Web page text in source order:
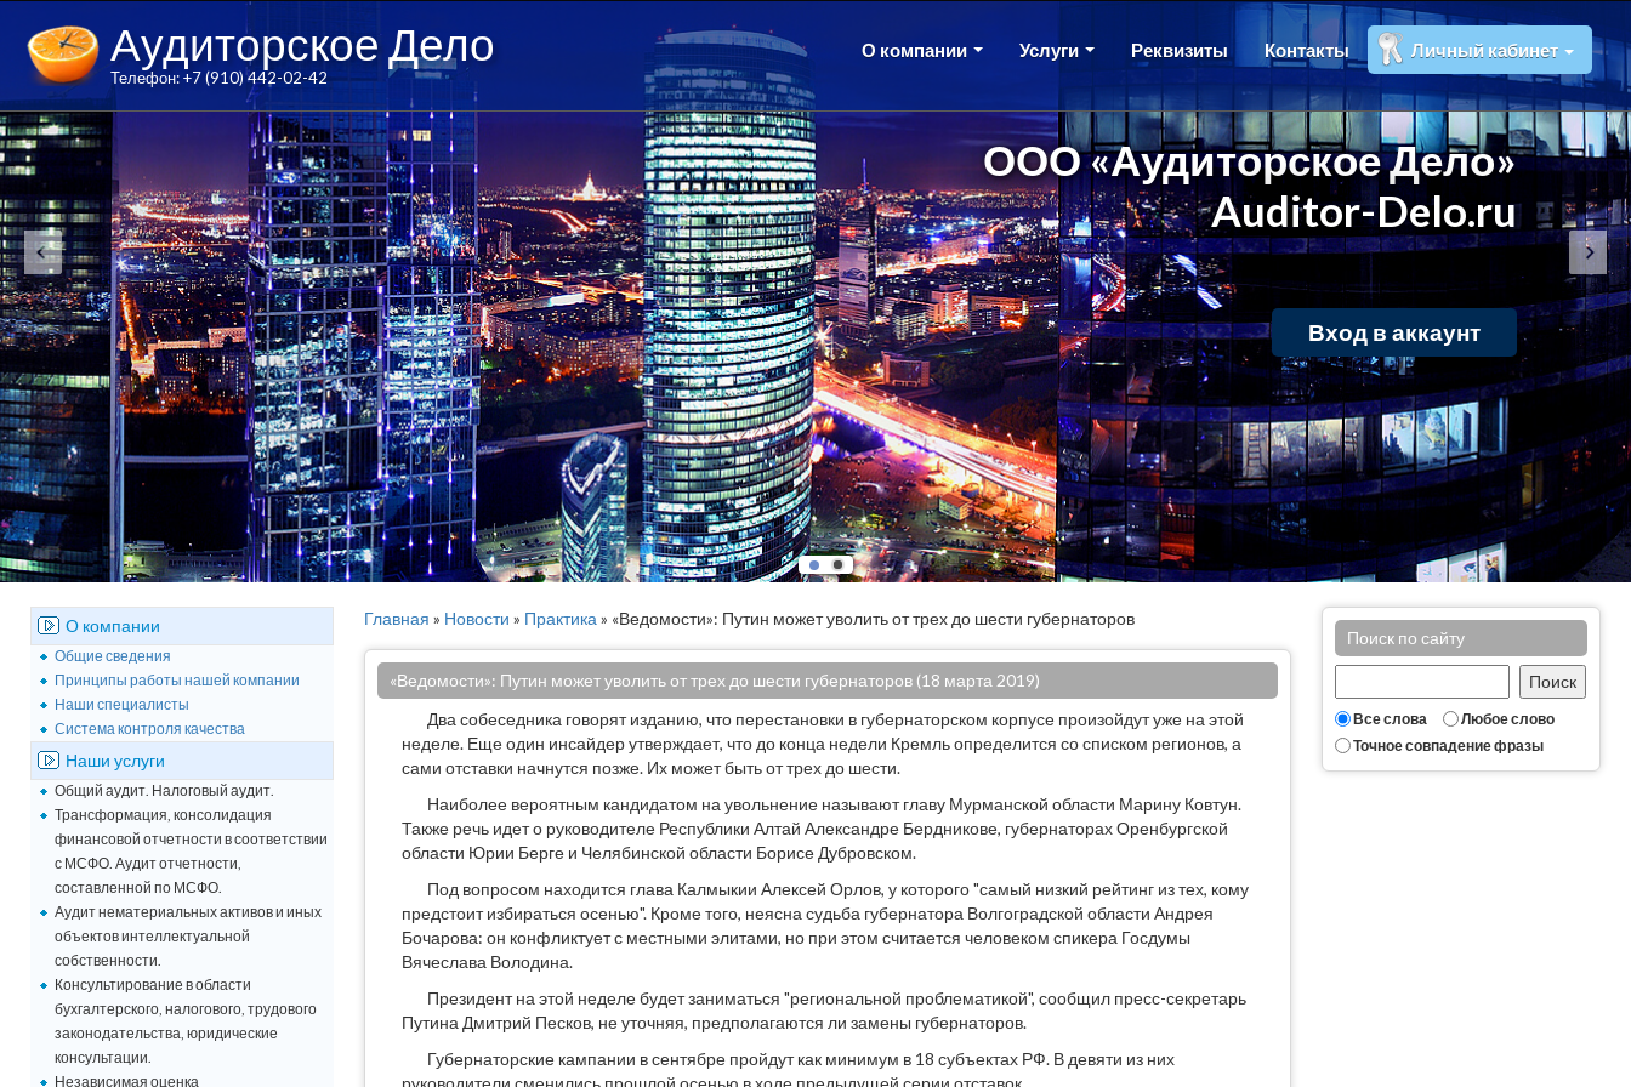
Аудиторское Дело
Телефон: +7 (910) 442-02-42
О компании Услуги Реквизиты Контакты Личный кабинет
ООО «Аудиторское Дело»
Auditor-Delo.ru
Вход в аккаунт
О компании
Общие сведения
Принципы работы нашей компании
Наши специалисты
Система контроля качества
Наши услуги
Общий аудит. Налоговый аудит.
Трансформация, консолидация
финансовой отчетности в соответствии
с МСФО. Аудит отчетности,
составленной по МСФО.
Аудит нематериальных активов и иных
объектов интеллектуальной
собственности.
Консультирование в области
бухгалтерского, налогового, трудового
законодательства, юридические
консультации.
Независимая оценка
Поиск по сайту
Все слова
Любое слово
Точное совпадение фразы
Главная » Новости » Практика » «Ведомости»: Путин может уволить от трех до шести губернаторов
«Ведомости»: Путин может уволить от трех до шести губернаторов (18 марта 2019)
Два собеседника говорят изданию, что перестановки в губернаторском корпусе произойдут уже на этой
неделе. Еще один инсайдер утверждает, что до конца недели Кремль определится со списком регионов, а
сами отставки начнутся позже. Их может быть от трех до шести.
Наиболее вероятным кандидатом на увольнение называют главу Мурманской области Марину Ковтун.
Также речь идет о руководителе Республики Алтай Александре Бердникове, губернаторах Оренбургской
области Юрии Берге и Челябинской области Борисе Дубровском.
Под вопросом находится глава Калмыкии Алексей Орлов, у которого "самый низкий рейтинг из тех, кому
предстоит избираться осенью". Кроме того, неясна судьба губернатора Волгоградской области Андрея
Бочарова: он конфликтует с местными элитами, но при этом считается человеком спикера Госдумы
Вячеслава Володина.
Президент на этой неделе будет заниматься "региональной проблематикой", сообщил пресс-секретарь
Путина Дмитрий Песков, не уточняя, предполагаются ли замены губернаторов.
Губернаторские кампании в сентябре пройдут как минимум в 18 субъектах РФ. В девяти из них
руководители сменились прошлой осенью в ходе предыдущей серии отставок.